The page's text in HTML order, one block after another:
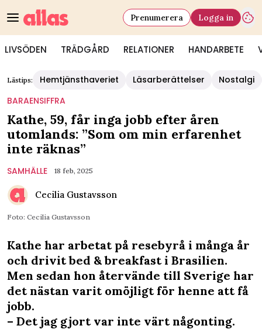
LIVSÖDEN TRÄDGÅRD RELATIONER HANDARBETE
Prenumerera Logga in
Lästips: Hemtjänsthaveriet Läsarberättelser
Nostalgi
BARAENSIFFRA
Kathe, 59, får inga jobb efter åren
utomlands: ”Som om min erfarenhet
inte räknas”
SAMHÄLLE 18 feb, 2025
Cecilia Gustavsson
Foto: Cecilia Gustavsson
Kathe har arbetat på resebyrå i många år
och drivit bed & breakfast i Brasilien.
Men sedan hon återvände till Sverige har
det nästan varit omöjligt för henne att få
jobb.
– Det jag gjort var inte värt någonting.